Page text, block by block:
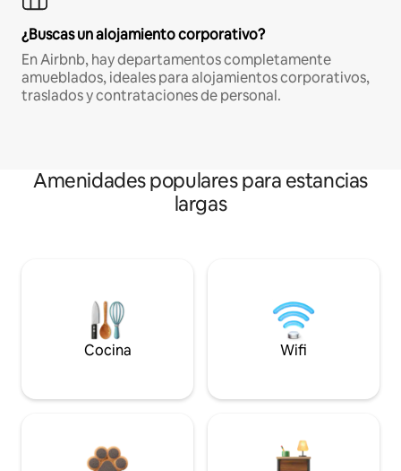
¿Buscas un alojamiento corporativo?
En Airbnb, hay departamentos completamente
amueblados, ideales para alojamientos corporativos,
traslados y contrataciones de personal.
Amenidades populares para estancias
largas
Cocina Wifi